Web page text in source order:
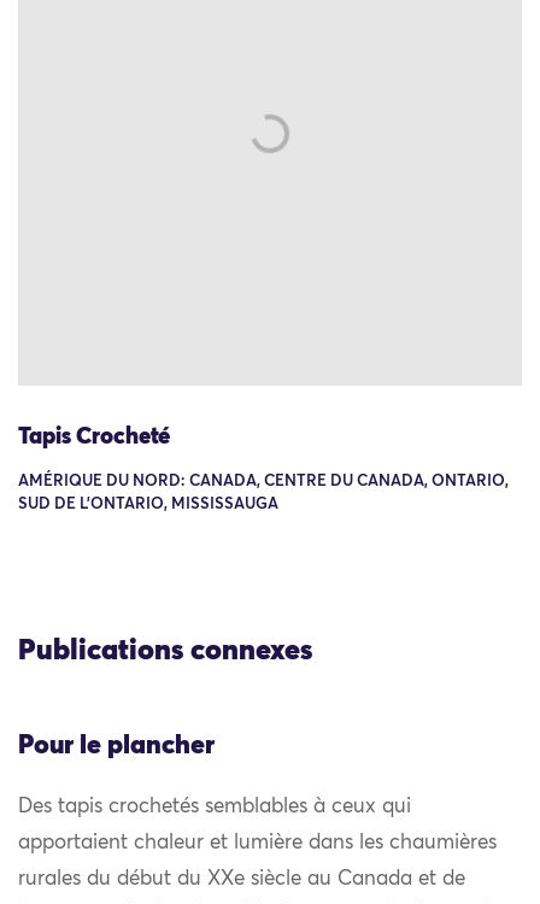
Tapis Crocheté
AMÉRIQUE DU NORD: CANADA, CENTRE DU CANADA, ONTARIO,
SUD DE L'ONTARIO, MISSISSAUGA
Publications connexes
Pour le plancher
Des tapis crochetés semblables à ceux qui
apportaient chaleur et lumière dans les chaumières
rurales du début du XXe siècle au Canada et de